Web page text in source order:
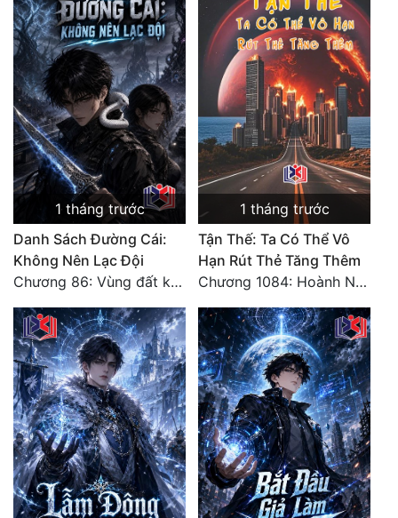
1 tháng trước
Danh Sách Đường Cái:
Không Nên Lạc Đội
Chương 86: Vùng đất không cửa
1 tháng trước
Tận Thế: Ta Có Thể Vô
Hạn Rút Thẻ Tăng Thêm
Chương 1084: Hoành Nhập Vi Quan